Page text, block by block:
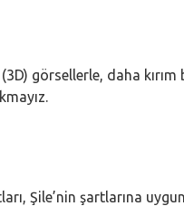
görsellerle, daha
Şile’nin şartlarına